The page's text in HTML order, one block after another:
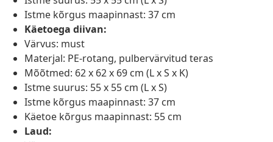
Istme kõrgus maapinnast: 37 cm
Käetoega diivan:
Värvus: must
Materjal: PE-rotang, pulbervärvitud teras
Mõõtmed: 62 x 62 x 69 cm (L x S x K)
Istme suurus: 55 x 55 cm (L x S)
Istme kõrgus maapinnast: 37 cm
Käetoe kõrgus maapinnast: 55 cm
Laud: